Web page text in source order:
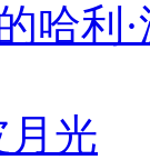
哈利
光